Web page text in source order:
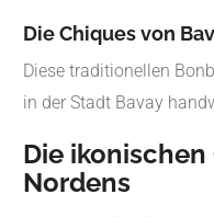
Die Chiques von
Diese traditionellen
in der Stadt Bavay
Die ikonischen
Nordens